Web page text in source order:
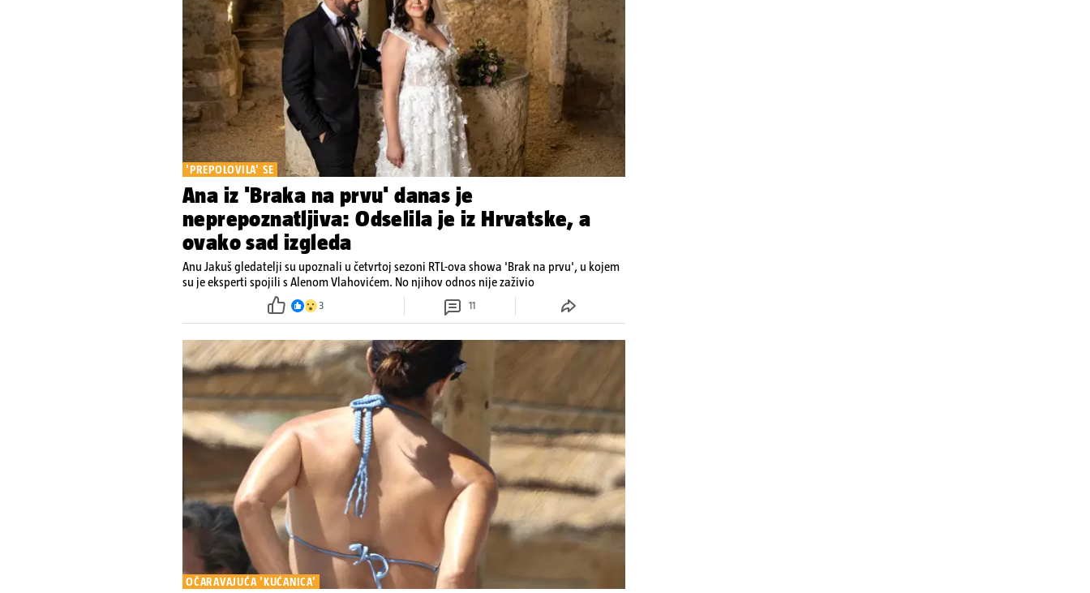
'PREPOLOVILA' SE
Ana iz 'Braka na prvu' danas je
neprepoznatljiva: Odselila je iz Hrvatske, a
ovako sad izgleda
Anu Jakuš gledatelji su upoznali u četvrtoj sezoni RTL-ova showa 'Brak na prvu', u kojem
su je eksperti spojili s Alenom Vlahovićem. No njihov odnos nije zaživio
3 11
OČARAVAJUĆA 'KUĆANICA'